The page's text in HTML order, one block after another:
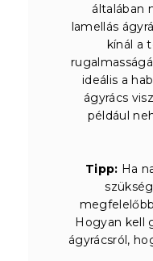
általában
lamellás
kínál a
ideális a
ágyrács
például
Tipp: Ha
Hogyan kell
ágyrácsról,